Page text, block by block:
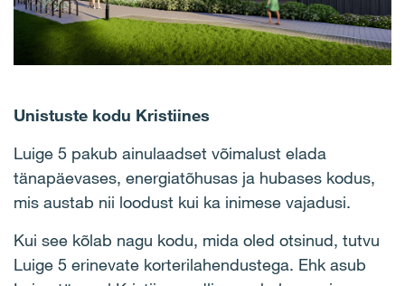
Unistuste kodu Kristiines
Luige 5 pakub ainulaadset võimalust elada
tänapäevases, energiatõhusas ja hubases kodus,
mis austab nii loodust kui ka inimese vajadusi.
Kui see kõlab nagu kodu, mida oled otsinud, tutvu
Luige 5 erinevate korterilahendustega. Ehk asub